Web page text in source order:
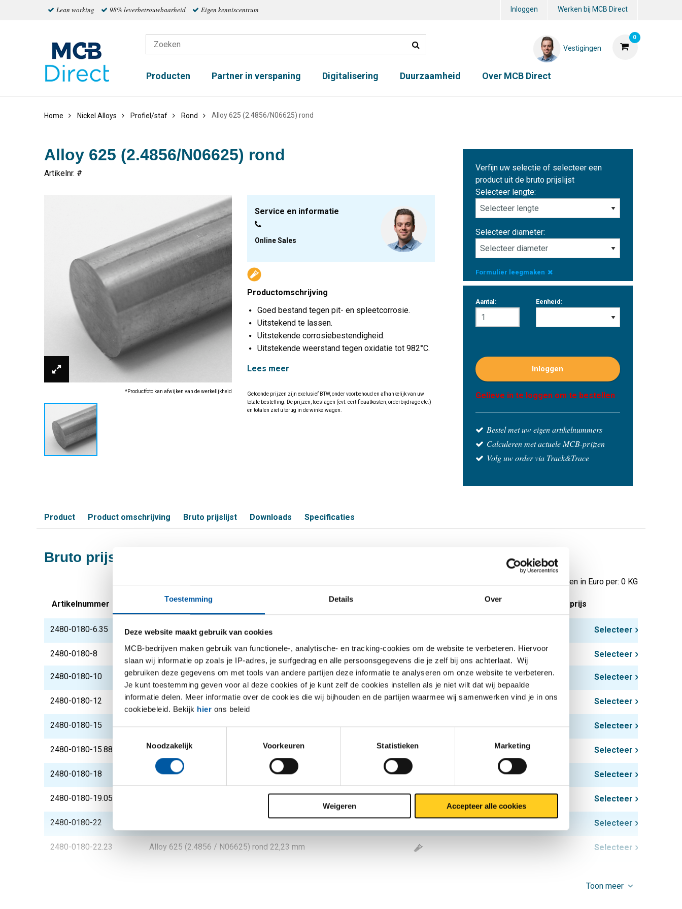
Toestemming Details Over
Deze website maakt gebruik van cookies
MCB-bedrijven maken gebruik van functionele-, analytische- en tracking-cookies om de website te verbeteren. Hiervoor
slaan wij informatie op zoals je IP-adres, je surfgedrag en alle persoonsgegevens die je zelf bij ons achterlaat. Wij
gebruiken deze gegevens om met tools van andere partijen deze informatie te analyseren om onze website te verbeteren.
Je kunt toestemming geven voor al deze cookies of je kunt zelf de cookies instellen als je niet wilt dat wij bepaalde
informatie delen. Meer informatie over de cookies die wij bijhouden en de partijen waarmee wij samenwerken vind je in ons
cookiebeleid. Bekijk hier ons beleid
Noodzakelijk
Voorkeuren Statistieken Marketing
Weigeren Accepteer alle cookies
Lean working 98% leverbetrouwbaarheid Eigen kenniscentrum Inloggen Werken bij MCB Direct
0
Vestigingen
Producten Partner in verspaning Digitalisering Duurzaamheid Over MCB Direct
Home Nickel Alloys Profiel/staf Rond Alloy 625 (2.4856/N06625) rond
Alloy 625 (2.4856/N06625) rond
Artikelnr. #
*Productfoto kan afwijken van de werkelijkheid
Service en informatie
Online Sales
Productomschrijving
Goed bestand tegen pit- en spleetcorrosie.
Uitstekend te lassen.
Uitstekende corrosiebestendigheid.
Uitstekende weerstand tegen oxidatie tot 982°C.
Lees meer
Getoonde prijzen zijn exclusief BTW, onder voorbehoud en afhankelijk van uw
totale bestelling. De prijzen, toeslagen (evt. certificaatkosten, orderbijdrage etc.)
en totalen ziet u terug in de winkelwagen.
Verfijn uw selectie of selecteer een
product uit de bruto prijslijst
Selecteer lengte:
Selecteer diameter:
Formulier leegmaken
Aantal: Eenheid:
Inloggen
Gelieve in te loggen om te bestellen
Bestel met uw eigen artikelnummers
Calculeren met actuele MCB-prijzen
Volg uw order via Track&Trace
Product Product omschrijving Bruto prijslijst Downloads Specificaties
Bruto prijslijst: Alloy 625 (2.4856/N06625) rond
Prijzen in Euro per: 0 KG
Artikelnummer Omschrijving Stuks gewicht in kg Bruto prijs
2480-0180-6.35 Alloy 625 (2.4856 / N06625) rond 6,35 mm Selecteer
2480-0180-8 Alloy 625 (2.4856 / N06625) rond 8 mm Selecteer
2480-0180-10 Alloy 625 (2.4856 / N06625) rond 10 mm Selecteer
2480-0180-12 Alloy 625 (2.4856 / N06625) rond 12 mm Selecteer
2480-0180-15 Alloy 625 (2.4856 / N06625) rond 15 mm Selecteer
2480-0180-15.88 Alloy 625 (2.4856 / N06625) rond 15,88 mm Selecteer
2480-0180-18 Alloy 625 (2.4856 / N06625) rond 18 mm Selecteer
2480-0180-19.05 Alloy 625 (2.4856 / N06625) rond 19,05 mm Selecteer
2480-0180-22 Selecteer
2480-0180-22.23 Alloy 625 (2.4856 / N06625) rond 22,23 mm Selecteer
Toon meer